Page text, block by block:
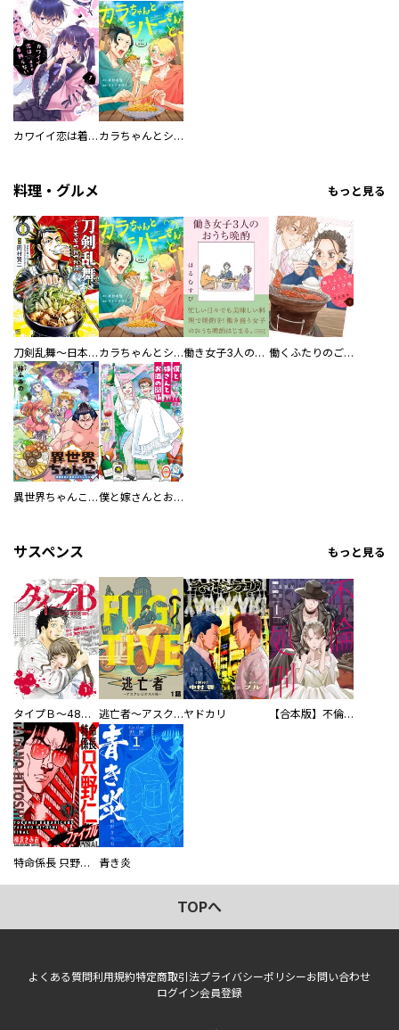
カワイイ恋は着飾らない カラちゃんとシトーさんと、 【分冊版】
料理・グルメ もっと見る
刀剣乱舞～日本号つれづれ酒～ カラちゃんとシトーさんと、 【分冊版】 働き女子3人のおうち晩酌 働くふたりのごほうび飯
異世界ちゃんこ～横綱目前に召喚されたんだが～ 【連載版】 僕と嫁さんとお酒の関係
サスペンス もっと見る
タイプＢ～48時間後、致死率100％～【単話】 逃亡者～アスクレピオスの杖～ヤドカリ 【合本版】不倫処刑
特命係長 只野仁ファイナル 愛蔵版 青き炎
TOPへ
よくある質問利用規約特定商取引法プライバシーポリシーお問い合わせ
ログイン会員登録